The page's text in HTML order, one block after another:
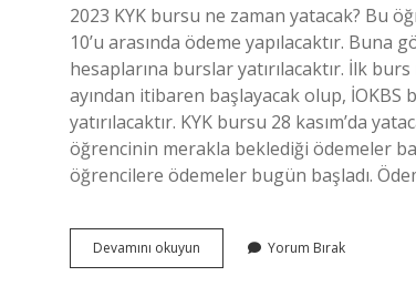
2023 KYK bursu ne zaman yatacak? Bu
10’u arasında ödeme yapılacaktır.
hesaplarına burslar yatırılacaktır. İlk
ayından itibaren başlayacak olup, İOKBS
yatırılacaktır. KYK bursu 28 kasım’da
öğrencinin merakla beklediği ödemeler
öğrencilere ödemeler bugün başladı.
Devamını okuyun
Kyk
Yorum Bırak